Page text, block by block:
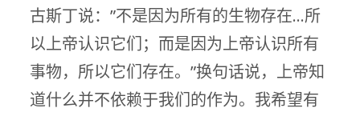
古斯丁说：”不是因为所有的生物存在…所
以上帝认识它们；而是因为上帝认识所有
事物，所以它们存在。”换句话说，上帝知
道什么并不依赖于我们的作为。我希望有